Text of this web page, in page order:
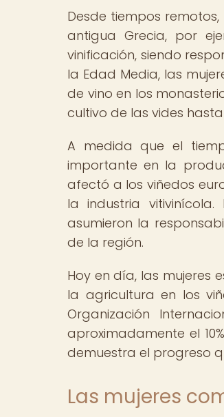
Desde tiempos
antigua Grecia, por
vinificación, siendo
la Edad Media, las
de vino en los
cultivo de las vides
A medida que el
importante en la
afectó a los viñedos
la industria
asumieron la
de la región.
Hoy en día, las mujeres
la agricultura en los
Organización
aproximadamente el
demuestra el progreso
Las mujeres